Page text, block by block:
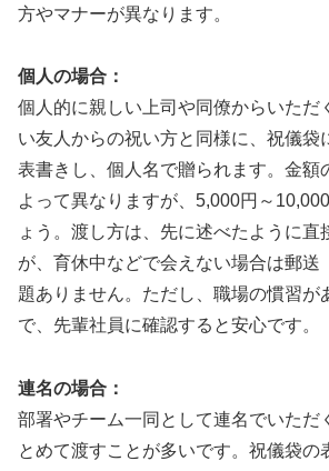
方やマナーが異なります。
個人の場合：
個人的に親しい上司や同僚からいただ
い友人からの祝い方と同様に、祝儀袋
表書きし、個人名で贈られます。金額
よって異なりますが、5,000円～
ょう。渡し方は、先に述べたように直
が、育休中などで会えない場合は郵送
題ありません。ただし、職場の慣習が
で、先輩社員に確認すると安心です。
連名の場合：
部署やチーム一同として連名でいただ
とめて渡すことが多いです。祝儀袋の